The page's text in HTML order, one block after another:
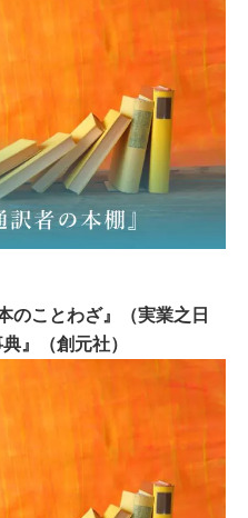
ことわざ』（実業之日
』（創元社）